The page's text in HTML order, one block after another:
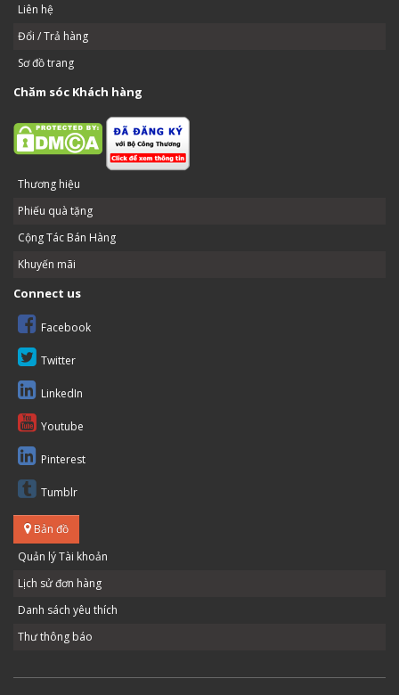
Liên hệ
Đổi / Trả hàng
Sơ đồ trang
Chăm sóc Khách hàng
Thương hiệu
Phiếu quà tặng
Cộng Tác Bán Hàng
Khuyến mãi
Connect us
Facebook
Twitter
LinkedIn
Youtube
Pinterest
Tumblr
Bản đồ
Quản lý Tài khoản
Lịch sử đơn hàng
Danh sách yêu thích
Thư thông báo